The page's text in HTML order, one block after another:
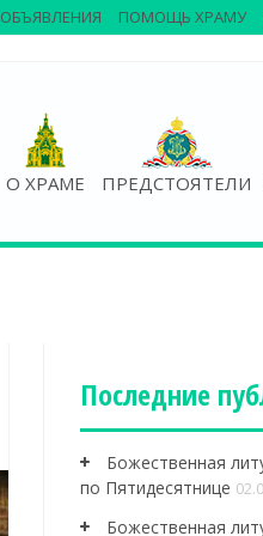
О ХРАМЕ ПРЕДСТОЯТЕЛИ
ОБЪЯВЛЕНИЯ ПОМОЩЬ ХРАМУ
Последние
Божественная
по Пятидесятнице
Божественная